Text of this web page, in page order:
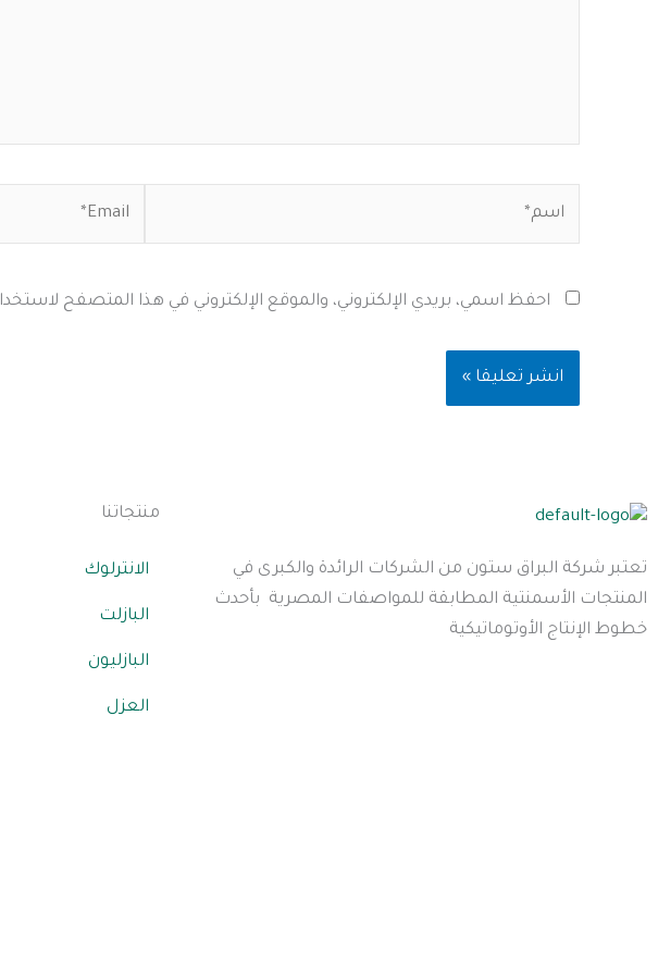
احفظ اسمي، بريدي الإلكتروني، والموقع الإلكتروني في هذا المتصفح
تعتبر شركة البراق ستون من الشركات الرائدة والكبرى في
المنتجات الأسمنتية المطابقة للمواصفات المصرية بأحدث
خطوط الإنتاج الأوتوماتيكية
منتجاتنا
الانترلوك
البازلت
البازليون
العزل